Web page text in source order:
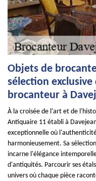
Objets de
sélection
brocanteur à
À la croisée de l'art et de
Antiquaire 11 établi à
exceptionnelle où
harmonieusement. Sa
incarne l'élégance
d'antiquités. Parcourir ses
univers où chaque pièce